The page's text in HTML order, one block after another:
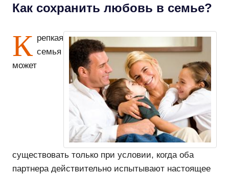
Как сохранить любовь в семье?
К репкая
семья
может
существовать только при условии, когда оба
партнера действительно испытывают настоящее